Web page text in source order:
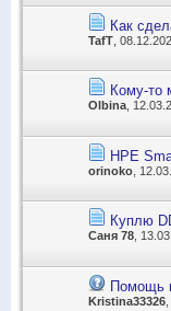
Как
TafT ,
Кому-то
Olbina ,
HPE
orinoko ,
Куплю
Саня 78 ,
Помощь
Kristina33326